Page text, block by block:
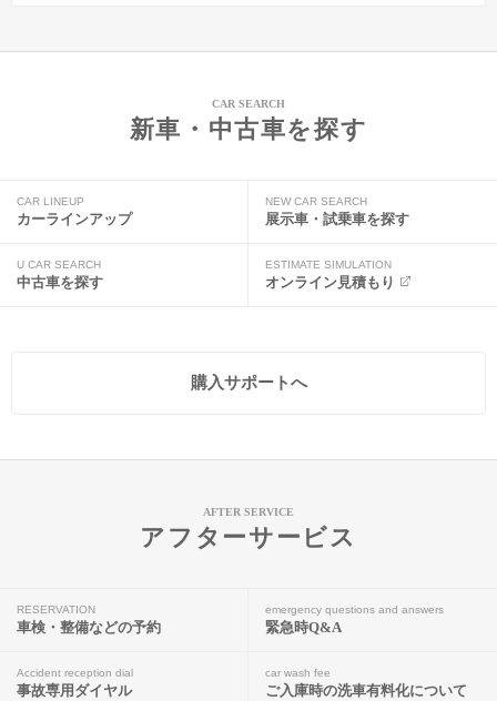
CAR SEARCH
新車・中古車を探す
CAR LINEUP
カーラインアップ
NEW CAR SEARCH
展示車・試乗車を探す
U CAR SEARCH
中古車を探す
ESTIMATE SIMULATION
オンライン見積もり
購入サポートへ
AFTER SERVICE
アフターサービス
RESERVATION
車検・整備などの予約
emergency questions and answers
緊急時Q&A
Accident reception dial
事故専用ダイヤル
car wash fee
ご入庫時の洗車有料化について